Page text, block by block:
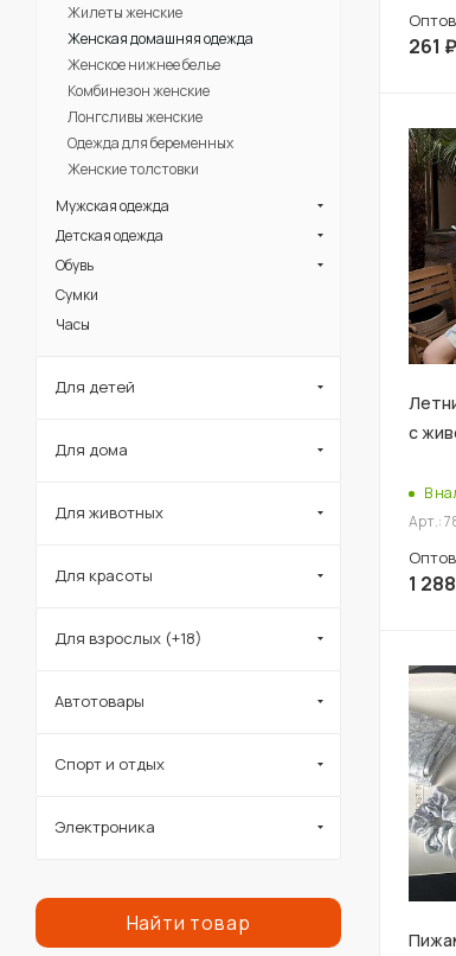
261 ₽
с
В
Арт.:
1 288
Жилеты женские
Женская домашняя одежда
Женское нижнее белье
Комбинезон женские
Лонгсливы женские
Одежда для беременных
Женские толстовки
Мужская одежда
Детская одежда
Обувь
Сумки
Часы
Для детей
Для дома
Для животных
Для красоты
Для взрослых (+18)
Автотовары
Спорт и отдых
Электроника
Найти товар